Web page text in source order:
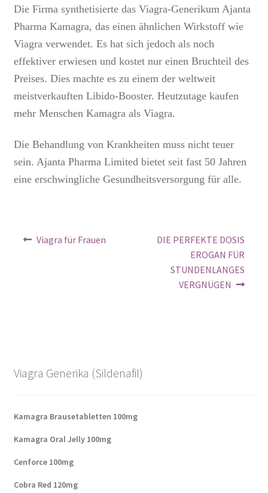
Die Firma synthetisierte das Viagra-Generikum Ajanta
Pharma Kamagra, das einen ähnlichen Wirkstoff wie
Viagra verwendet. Es hat sich jedoch als noch
effektiver erwiesen und kostet nur einen Bruchteil des
Preises. Dies machte es zu einem der weltweit
meistverkauften Libido-Booster. Heutzutage kaufen
mehr Menschen Kamagra als Viagra.
Die Behandlung von Krankheiten muss nicht teuer
sein. Ajanta Pharma Limited bietet seit fast 50 Jahren
eine erschwingliche Gesundheitsversorgung für alle.
Viagra für Frauen
DIE PERFEKTE DOSIS
EROGAN FÜR
STUNDENLANGES
VERGNÜGEN
Viagra Generika (Sildenafil)
Kamagra Brausetabletten 100mg
Kamagra Oral Jelly 100mg
Cenforce 100mg
Cobra Red 120mg